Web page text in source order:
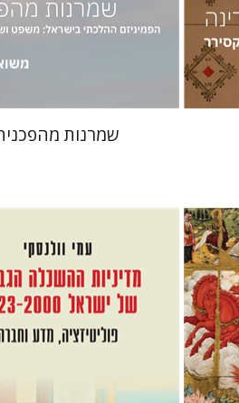
הנחת אתר ספר מודפס
שמרנות
עמי וולנסקי